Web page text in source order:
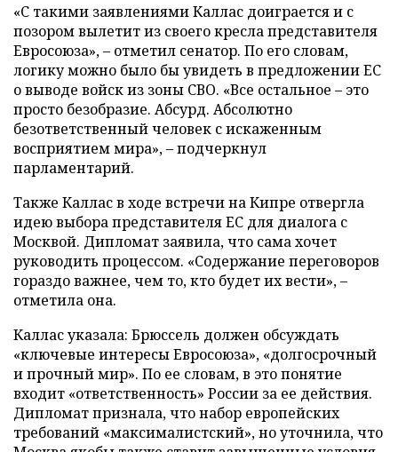
«С такими заявлениями Каллас доиграется и с
позором вылетит из своего кресла представителя
Евросоюза», – отметил сенатор. По его словам,
логику можно было бы увидеть в предложении ЕС
о выводе войск из зоны СВО. «Все остальное – это
просто безобразие. Абсурд. Абсолютно
безответственный человек с искаженным
восприятием мира», – подчеркнул
парламентарий.
Также Каллас в ходе встречи на Кипре отвергла
идею выбора представителя ЕС для диалога с
Москвой. Дипломат заявила, что сама хочет
руководить процессом. «Содержание переговоров
гораздо важнее, чем то, кто будет их вести», –
отметила она.
Каллас указала: Брюссель должен обсуждать
«ключевые интересы Евросоюза», «долгосрочный
и прочный мир». По ее словам, в это понятие
входит «ответственность» России за ее действия.
Дипломат признала, что набор европейских
требований «максималистский», но уточнила, что